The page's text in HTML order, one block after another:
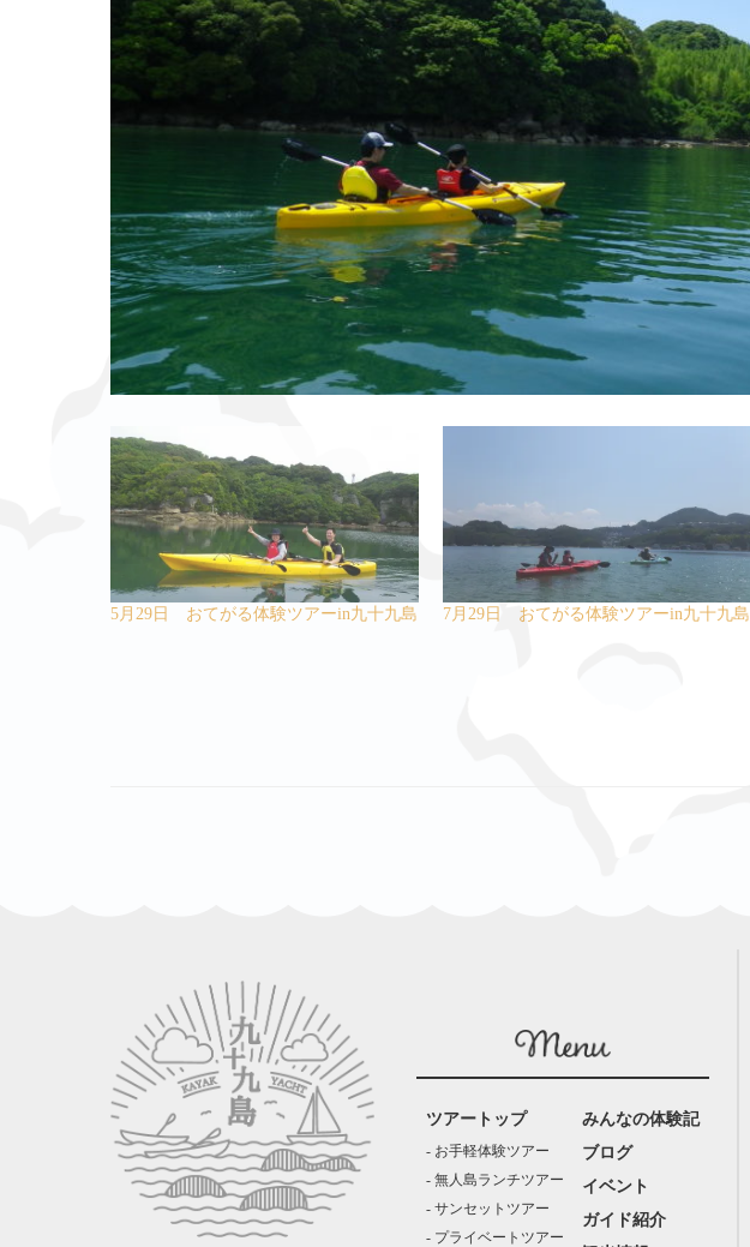
5月29日 おてがる体験ツアーin九十九島 7月29日 おてがる体験ツアーin九十九島
ツアートップ
お手軽体験ツアー
無人島ランチツアー
サンセットツアー
プライベートツアー
みんなの体験記
ブログ
イベント
ガイド紹介